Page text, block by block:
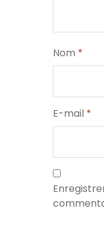
Nom *
E-mail *